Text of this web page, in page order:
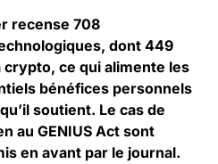
recense 708
dont 449
crypto, ce qui alimente les
bénéfices personnels
soutient. Le cas de
au GENIUS Act sont
en avant par le journal.